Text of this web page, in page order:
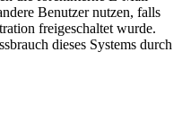
Benutzer nutzen, falls
freigeschaltet wurde.
dieses Systems durch